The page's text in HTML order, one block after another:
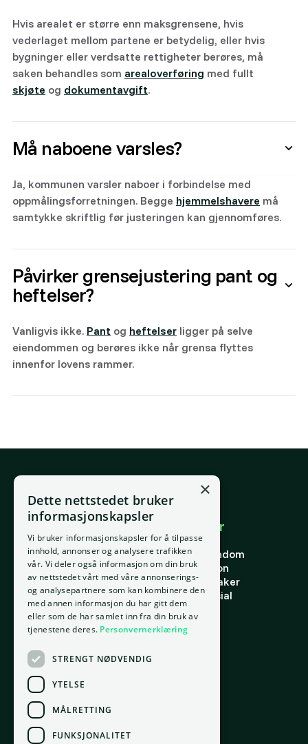
Hvis arealet er større enn maksgrensene, hvis
vederlaget mellom partene er betydelig, eller hvis
bygninger eller verdsatte rettigheter berøres, må
saken behandles som arealoverføring med fullt
skjøte og dokumentavgift.
Må naboene varsles?
Ja, kommunen varsler naboer i forbindelse med
oppmålingsforretningen. Begge hjemmelshavere må
samtykke skriftlig før justeringen kan gjennomføres.
Påvirker grensejustering pant og
heftelser?
Vanligvis ikke. Pant og heftelser ligger på selve
eiendommen og berøres ikke når grensa flyttes
innenfor lovens rammer.
E-post
support@placepoint.no
Selskapet
Hjem
Om oss
Ansatte
Kontakt oss
Personvern
Vilkår for bruk
Informasjonskapsler
Brukområder
Forstå eiendom
Finne riktig eiendom
Finn riktig person
Finn riktig leietaker
Verdi og potensial
Risiko
Portefølje
Ressurser
Ordbok
Innsikt
Docs
Kontor
×
Dette nettstedet bruker
informasjonskapsler
Vi bruker informasjonskapsler for å tilpasse
innhold, annonser og analysere trafikken
vår. Vi deler også informasjon om din bruk
av nettstedet vårt med våre annonserings-
og analysepartnere som kan kombinere den
med annen informasjon du har gitt dem
eller som de har samlet inn fra din bruk av
tjenestene deres. Personvernerklæring
STRENGT NØDVENDIG
YTELSE
MÅLRETTING
FUNKSJONALITET